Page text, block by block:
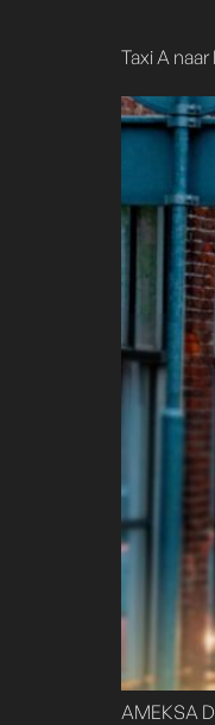
Taxi A naar
AMEKSA